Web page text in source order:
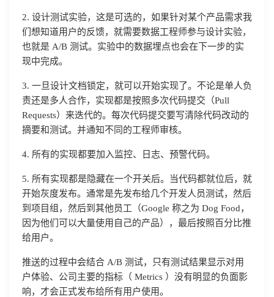
2. 设计测试实验，这是可选的，如果针对某个产品需求我
们想知道用户的反馈，就需要数据工程师参与设计实验，
也就是 A/B 测试。实验中的数据埋点也会在下一步的实
现中完成。
3. 一旦设计文档锁定，就可以开始实现了。不论是单人负
责还是多人合作，实现都是按照多次代码提交（Pull
Requests）来迭代的。每次代码提交要写清除代码改动的
摘要和测试。并通知不同的工程师审核。
4. 所有的实现都要加入监控、日志、预警代码。
5. 所有实现都是隐藏在一个开关后。当代码都就位后，就
开始灰度发布。通常是先发布给几个开发人员测试，然后
到项目组，然后到其他员工（Google 称之为 Dog Food，
因为他们可以大量使用自己的产品），最后按照百分比推
给用户。
推送的过程中会结合 A/B 测试，只有测试结果显示对用
户体验、公司主要的指标（ Metrics ）没有明显的负面影
响，才会正式发布给所有用户使用。
登录即时通讯云
登录客服云